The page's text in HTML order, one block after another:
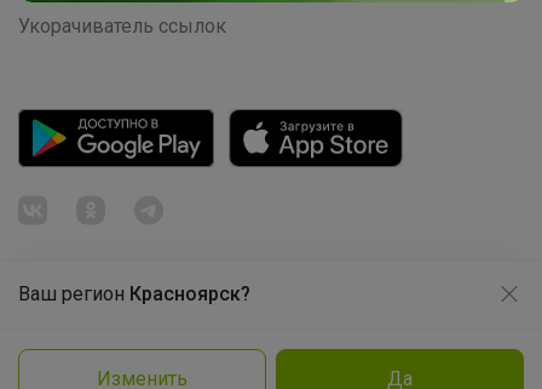
Ваш регион Красноярск?
Изменить Да
Укорачиватель ссылок
Политика конфиденциальности
Steiner Скидки до -40%, готовься к
Продолжая использовать этот сайт и нажимая кнопку